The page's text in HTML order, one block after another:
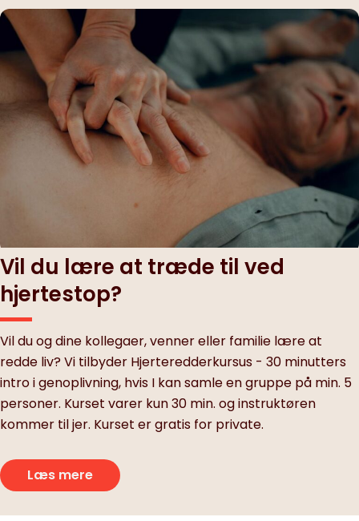
Vil du lære at træde til ved
hjertestop?
Vil du og dine kollegaer, venner eller familie lære at
redde liv? Vi tilbyder Hjerteredderkursus - 30 minutters
intro i genoplivning, hvis I kan samle en gruppe på min. 5
personer. Kurset varer kun 30 min. og instruktøren
kommer til jer. Kurset er gratis for private.
Læs mere